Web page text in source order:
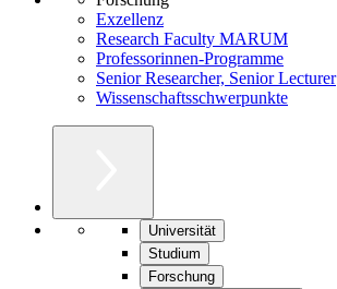
Exzellenz
Research Faculty MARUM
Professorinnen-Programme
Senior Researcher, Senior Lecturer
Wissenschaftsschwerpunkte
Universität
Studium
Forschung